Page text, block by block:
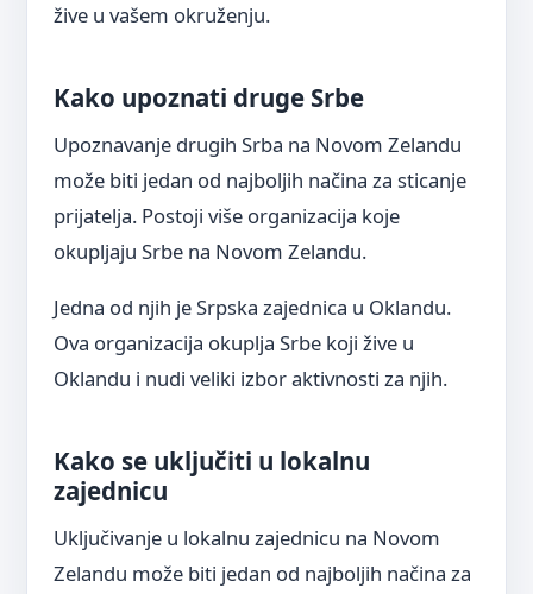
žive u vašem okruženju.
Kako upoznati druge Srbe
Upoznavanje drugih Srba na Novom Zelandu
može biti jedan od najboljih načina za sticanje
prijatelja. Postoji više organizacija koje
okupljaju Srbe na Novom Zelandu.
Jedna od njih je Srpska zajednica u Oklandu.
Ova organizacija okuplja Srbe koji žive u
Oklandu i nudi veliki izbor aktivnosti za njih.
Kako se uključiti u lokalnu
zajednicu
Uključivanje u lokalnu zajednicu na Novom
Zelandu može biti jedan od najboljih načina za